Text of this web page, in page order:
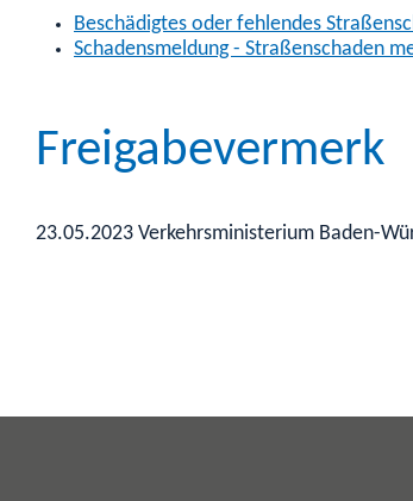
Beschädigtes oder fehlendes
Schadensmeldung - Straßenschaden
Freigabevermerk
23.05.2023 Verkehrsministerium Baden-